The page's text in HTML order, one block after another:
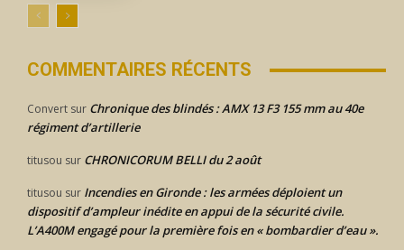
COMMENTAIRES RÉCENTS
Convert sur Chronique des blindés : AMX 13 F3 155 mm au 40e
régiment d’artillerie
titusou sur CHRONICORUM BELLI du 2 août
titusou sur Incendies en Gironde : les armées déploient un
dispositif d’ampleur inédite en appui de la sécurité civile.
L’A400M engagé pour la première fois en « bombardier d’eau ».